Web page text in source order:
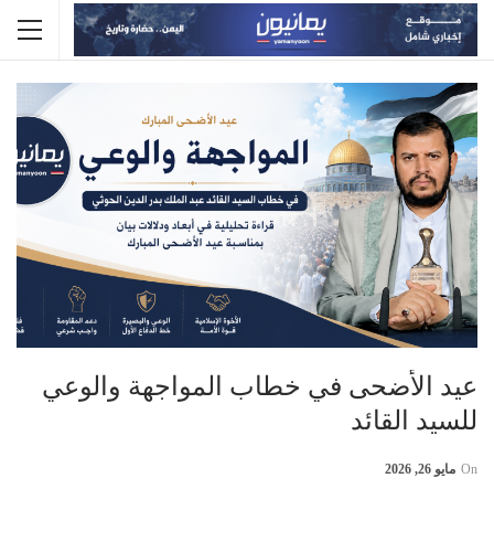
عيد الأضحى في خطاب المواجهة والوعي
للسيد القائد
On مايو 26, 2026